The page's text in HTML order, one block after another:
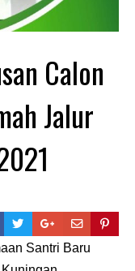
Calon
Jalur
Santri Baru